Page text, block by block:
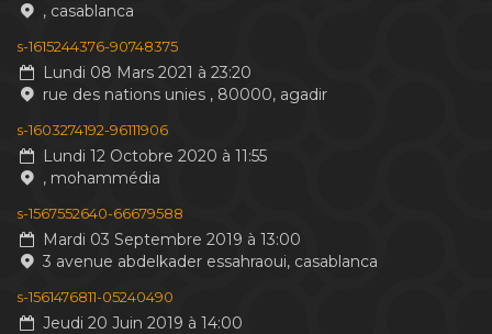
, casablanca
s-1615244376-90748375
Lundi 08 Mars 2021 à 23:20
rue des nations unies , 80000, agadir
s-1603274192-96111906
Lundi 12 Octobre 2020 à 11:55
, mohammédia
s-1567552640-66679588
Mardi 03 Septembre 2019 à 13:00
3 avenue abdelkader essahraoui, casablanca
s-1561476811-05240490
Jeudi 20 Juin 2019 à 14:00